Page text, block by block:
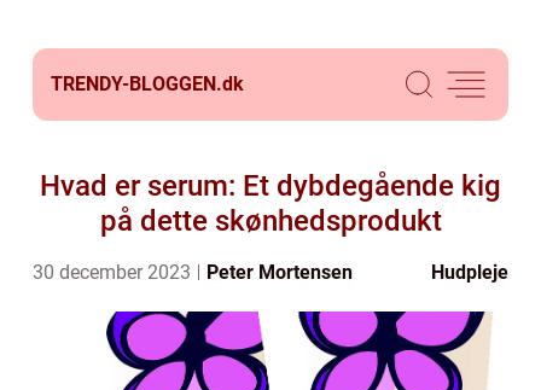
TRENDY-BLOGGEN.dk
Hvad er serum: Et dybdegående kig
på dette skønhedsprodukt
30 december 2023 Peter Mortensen Hudpleje